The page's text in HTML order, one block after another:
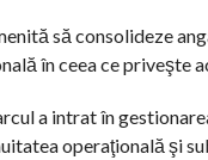
să consolideze
în ceea ce priveşte
a intrat în
operaţională şi